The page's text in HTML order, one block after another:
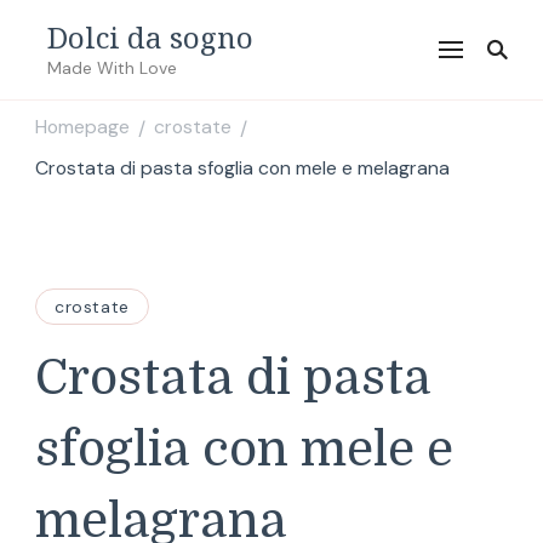
Dolci da sogno
Made With Love
Homepage / crostate /
Crostata di pasta sfoglia con mele e melagrana
crostate
Crostata di pasta
sfoglia con mele e
melagrana